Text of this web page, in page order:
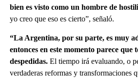
bien es visto como un hombre de
yo creo que eso es cierto”, señaló.
“La Argentina, por su parte, es muy
entonces en este momento parece que
despedidas. El tiempo irá evaluando, o
verdaderas reformas y transformaciones